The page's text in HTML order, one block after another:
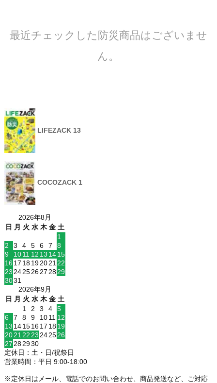
最近チェックした防災商品はございませ
ん。
LIFEZACK 13
COCOZACK 1
2026年8月
日
月 火 水 木 金 土
1
2
3 4 5 6 7
8
9
1011 12 13 1415
16 17 18192021 22
23 24252627 2829
3031
2026年9月
日
月 火 水 木 金 土
1
2 3 4
5
6
7 8 9 1011 12
13 14151617 1819
2021 22 23 242526
27 282930
定休日：土・日/祝祭日
営業時間：平日 9:00-18:00
※定休日はメール、電話でのお問い合わせ、商品発送など、ご対応